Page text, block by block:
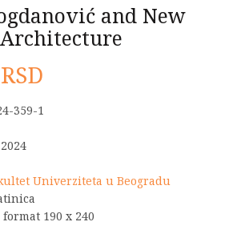
and New
RSD
359-1
2024
Univerziteta u Beogradu
190 x 240